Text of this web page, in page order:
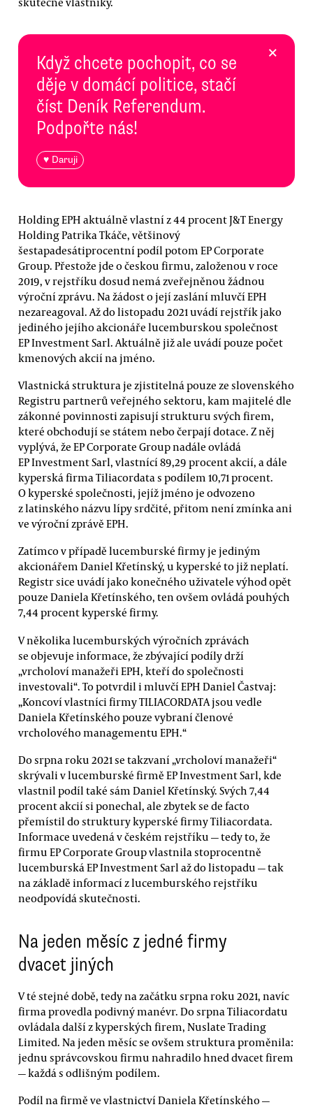
Když chcete pochopit, co se
děje v domácí politice, stačí
číst Deník Referendum.
Podpořte nás!
♥ Daruji
×
Holding EPH aktuálně vlastní z 44 procent J&T Energy
Holding Patrika Tkáče, většinový
šestapadesátiprocentní podíl potom EP Corporate
Group. Přestože jde o českou firmu, založenou v roce
2019, v rejstříku dosud nemá zveřejněnou žádnou
výroční zprávu. Na žádost o její zaslání mluvčí EPH
nezareagoval. Až do listopadu 2021 uvádí rejstřík jako
jediného jejího akcionáře lucemburskou společnost
EP Investment Sarl. Aktuálně již ale uvádí pouze počet
kmenových akcií na jméno.
Vlastnická struktura je zjistitelná pouze ze slovenského
Registru partnerů veřejného sektoru, kam majitelé dle
zákonné povinnosti zapisují strukturu svých firem,
které obchodují se státem nebo čerpají dotace. Z něj
vyplývá, že EP Corporate Group nadále ovládá
EP Investment Sarl, vlastnící 89,29 procent akcií, a dále
kyperská firma Tiliacordata s podílem 10,71 procent.
O kyperské společnosti, jejíž jméno je odvozeno
z latinského názvu lípy srdčité, přitom není zmínka ani
ve výroční zprávě EPH.
Zatímco v případě lucemburské firmy je jediným
akcionářem Daniel Křetínský, u kyperské to již neplatí.
Registr sice uvádí jako konečného uživatele výhod opět
pouze Daniela Křetínského, ten ovšem ovládá pouhých
7,44 procent kyperské firmy.
V několika lucemburských výročních zprávách
se objevuje informace, že zbývající podíly drží
„vrcholoví manažeři EPH, kteří do společnosti
investovali“. To potvrdil i mluvčí EPH Daniel Častvaj:
„Koncoví vlastníci firmy TILIACORDATA jsou vedle
Daniela Křetínského pouze vybraní členové
vrcholového managementu EPH.“
Do srpna roku 2021 se takzvaní „vrcholoví manažeři“
skrývali v lucemburské firmě EP Investment Sarl, kde
vlastnil podíl také sám Daniel Křetínský. Svých 7,44
procent akcií si ponechal, ale zbytek se de facto
přemístil do struktury kyperské firmy Tiliacordata.
Informace uvedená v českém rejstříku — tedy to, že
firmu EP Corporate Group vlastnila stoprocentně
lucemburská EP Investment Sarl až do listopadu — tak
na základě informací z lucemburského rejstříku
neodpovídá skutečnosti.
Na jeden měsíc z jedné firmy
dvacet jiných
V té stejné době, tedy na začátku srpna roku 2021, navíc
firma provedla podivný manévr. Do srpna Tiliacordatu
ovládala další z kyperských firem, Nuslate Trading
Limited. Na jeden měsíc se ovšem struktura proměnila:
jednu správcovskou firmu nahradilo hned dvacet firem
— každá s odlišným podílem.
Podíl na firmě ve vlastnictví Daniela Křetínského —